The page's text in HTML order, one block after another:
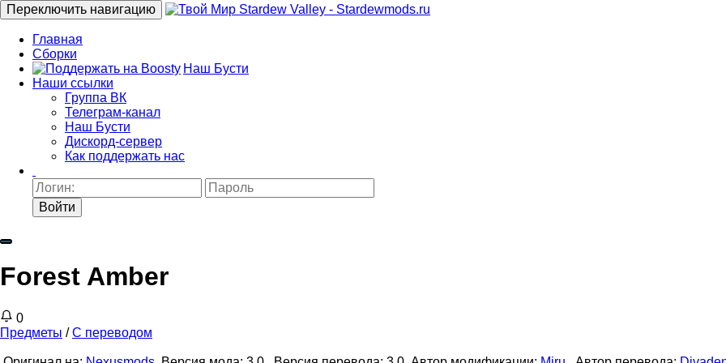
Переключить навигацию
Главная
Сборки
Наш Бусти
Наши ссылки
Группа ВК
Телеграм-канал
Наш Бусти
Дискорд-сервер
Как поддержать нас
Войти
Forest Amber
0
Предметы /С переводом